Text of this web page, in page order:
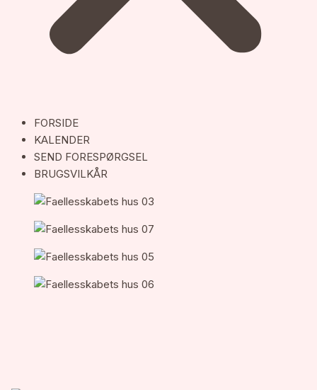
FORSIDE
KALENDER
SEND FORESPØRGSEL
BRUGSVILKÅR